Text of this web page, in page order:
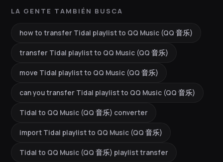
LA GENTE TAMBIÉN BUSCA
how to transfer Tidal playlist to QQ Music (QQ 音乐)
transfer Tidal playlist to QQ Music (QQ 音乐)
move Tidal playlist to QQ Music (QQ 音乐)
can you transfer Tidal playlist to QQ Music (QQ 音乐)
Tidal to QQ Music (QQ 音乐) converter
import Tidal playlist to QQ Music (QQ 音乐)
Tidal to QQ Music (QQ 音乐) playlist transfer